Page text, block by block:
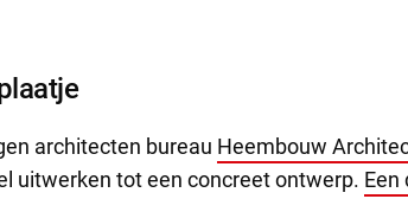
architecten bureau Heembouw
uitwerken tot een concreet ontwerp. Een